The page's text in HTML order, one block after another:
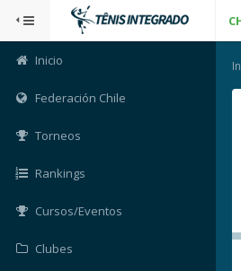
Inicio
Federación Chile
Torneos
Rankings
Cursos/Eventos
Clubes